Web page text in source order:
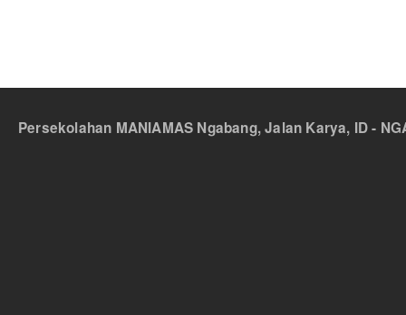
Persekolahan MANIAMAS Ngabang, Jalan Karya, ID -